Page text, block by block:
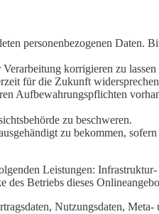
personenbezogenen Daten.
korrigieren zu
für die Zukunft
Aufbewahrungspflichten
zu beschweren.
zu bekommen,
Leistungen:
Betriebs dieses
Nutzungsdaten,